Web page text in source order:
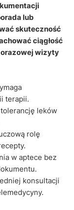
lub
skuteczność
ciągłość
wizyty
terapii.
leków
rolę
w aptece bez
konsultacji